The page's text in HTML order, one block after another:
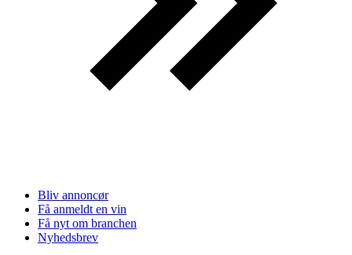
Bliv annoncør
Få anmeldt en vin
Få nyt om branchen
Nyhedsbrev